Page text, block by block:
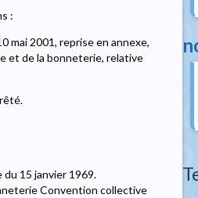
:
mai 2001, reprise en annexe,
et de la bonneterie, relative
15 janvier 1969.
Convention collective